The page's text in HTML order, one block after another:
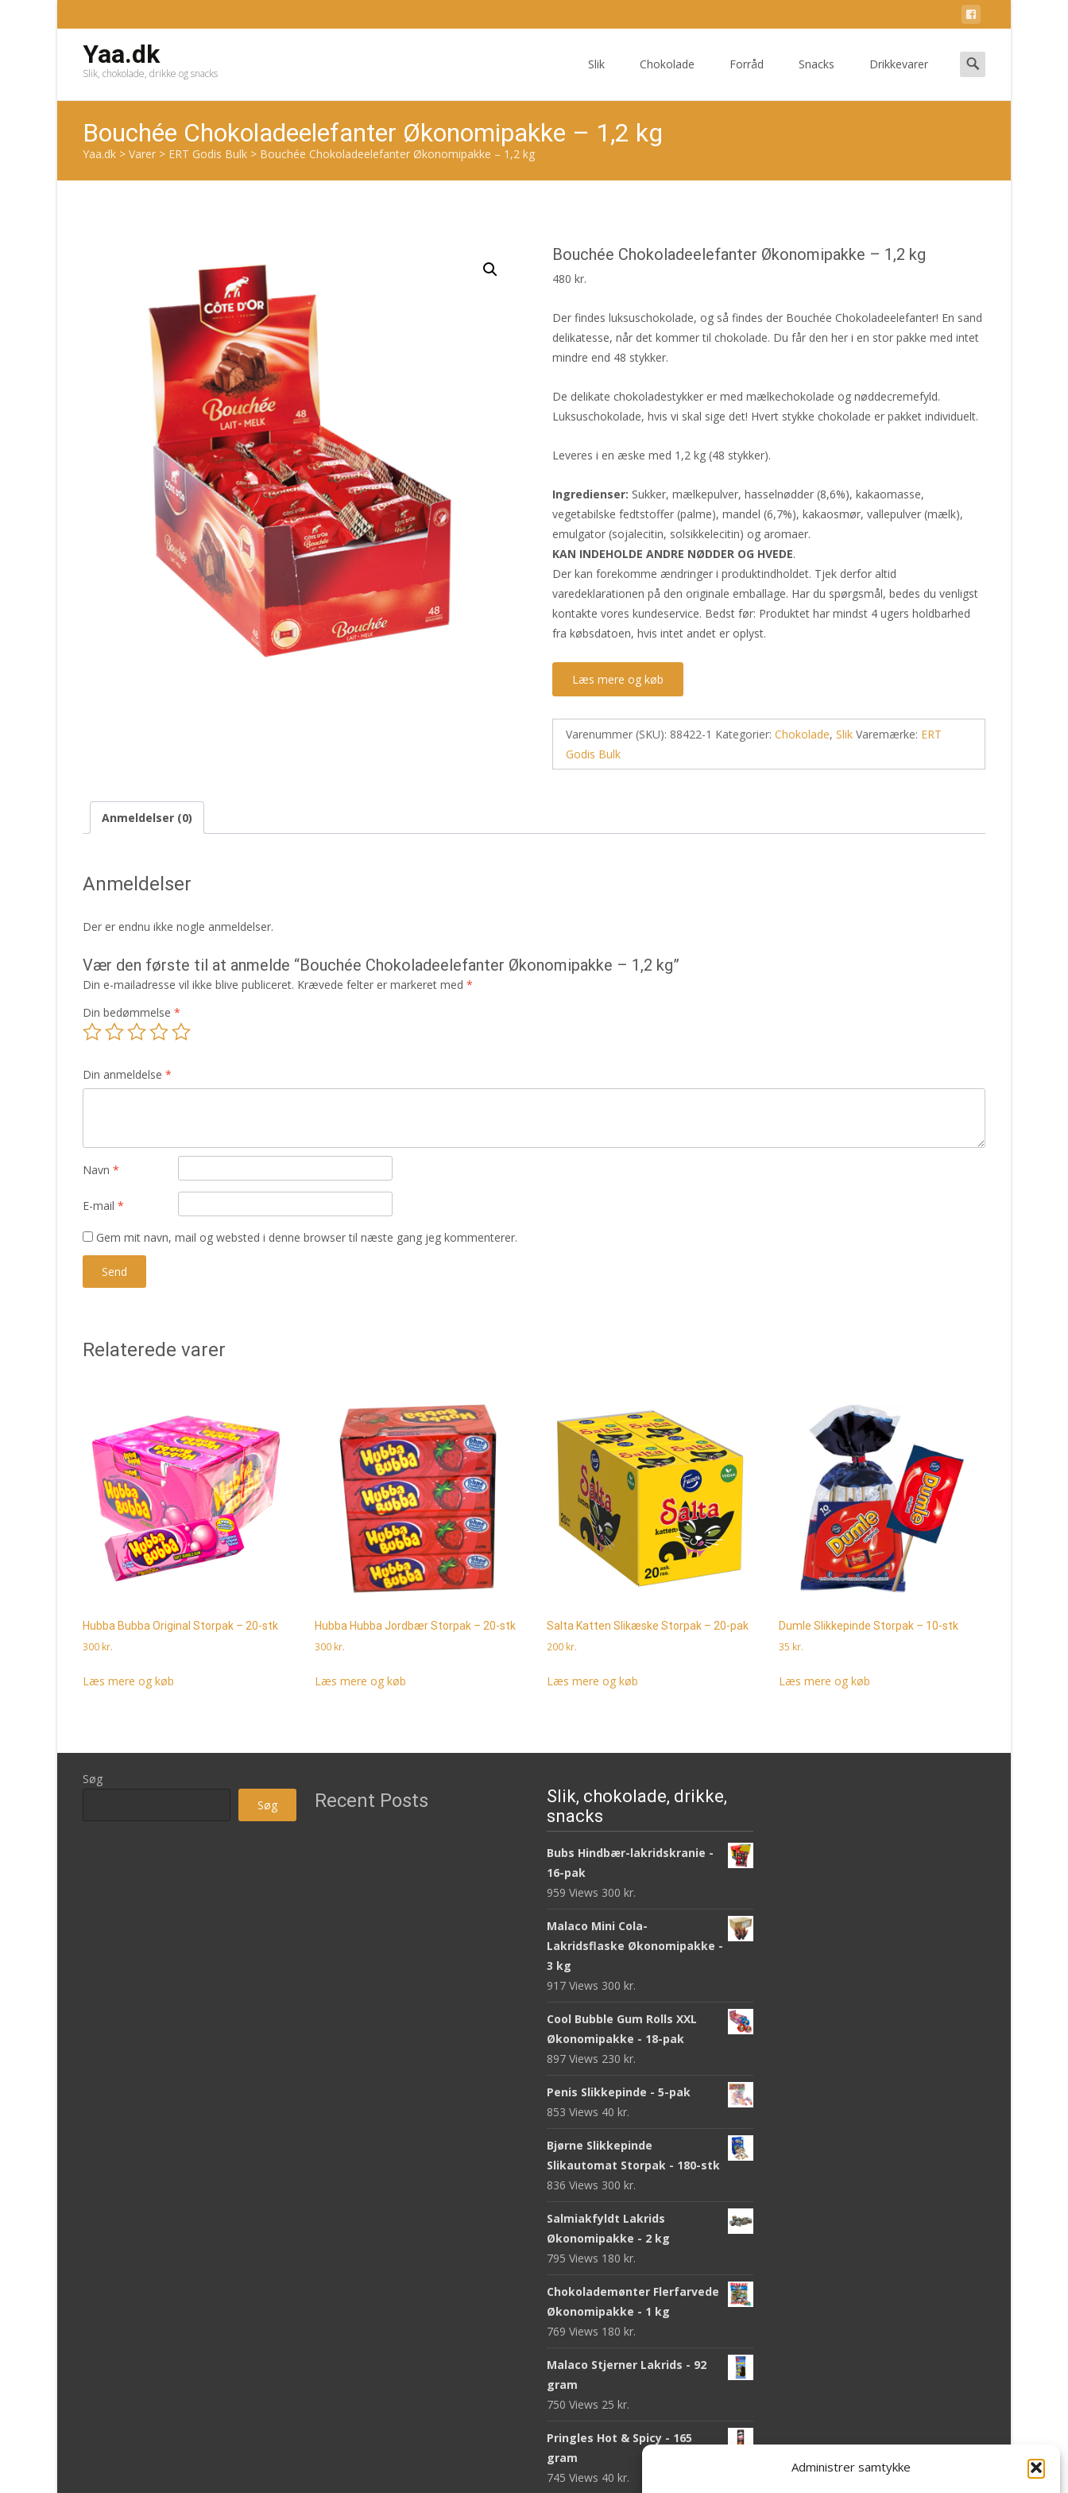
Administrer samtykke
Yaa.dk
Slik, chokolade, drikke og snacks
Slik Chokolade Forråd Snacks Drikkevarer
Search
for:
Bouchée Chokoladeelefanter Økonomipakke – 1,2 kg
Yaa.dk > Varer > ERT Godis Bulk > Bouchée Chokoladeelefanter Økonomipakke – 1,2 kg
Bouchée Chokoladeelefanter Økonomipakke – 1,2 kg
480 kr.
Der findes luksuschokolade, og så findes der Bouchée Chokoladeelefanter! En sand
delikatesse, når det kommer til chokolade. Du får den her i en stor pakke med intet
mindre end 48 stykker.
De delikate chokoladestykker er med mælkechokolade og nøddecremefyld.
Luksuschokolade, hvis vi skal sige det! Hvert stykke chokolade er pakket individuelt.
Leveres i en æske med 1,2 kg (48 stykker).
Ingredienser: Sukker, mælkepulver, hasselnødder (8,6%), kakaomasse,
vegetabilske fedtstoffer (palme), mandel (6,7%), kakaosmør, vallepulver (mælk),
emulgator (sojalecitin, solsikkelecitin) og aromaer.
KAN INDEHOLDE ANDRE NØDDER OG HVEDE.
Der kan forekomme ændringer i produktindholdet. Tjek derfor altid
varedeklarationen på den originale emballage. Har du spørgsmål, bedes du venligst
kontakte vores kundeservice. Bedst før: Produktet har mindst 4 ugers holdbarhed
fra købsdatoen, hvis intet andet er oplyst.
Læs mere og køb
Varenummer (SKU): 88422-1 Kategorier: Chokolade, Slik Varemærke: ERT
Godis Bulk
Anmeldelser (0)
Anmeldelser
Der er endnu ikke nogle anmeldelser.
Vær den første til at anmelde “Bouchée Chokoladeelefanter Økonomipakke – 1,2 kg”
Din e-mailadresse vil ikke blive publiceret. Krævede felter er markeret med *
Din bedømmelse *
Din anmeldelse *
Navn *
E-mail *
Gem mit navn, mail og websted i denne browser til næste gang jeg kommenterer.
Relaterede varer
Hubba Bubba Original Storpak – 20-stk
300 kr.
Læs mere og køb
Hubba Hubba Jordbær Storpak – 20-stk
300 kr.
Læs mere og køb
Salta Katten Slikæske Storpak – 20-pak
200 kr.
Læs mere og køb
Dumle Slikkepinde Storpak – 10-stk
35 kr.
Læs mere og køb
Søg
Søg
Recent Posts
Slik, chokolade, drikke,
snacks
Bubs Hindbær-lakridskranie -
16-pak
959 Views 300 kr.
Malaco Mini Cola-
Lakridsflaske Økonomipakke -
3 kg
917 Views 300 kr.
Cool Bubble Gum Rolls XXL
Økonomipakke - 18-pak
897 Views 230 kr.
Penis Slikkepinde - 5-pak
853 Views 40 kr.
Bjørne Slikkepinde
Slikautomat Storpak - 180-stk
836 Views 300 kr.
Salmiakfyldt Lakrids
Økonomipakke - 2 kg
795 Views 180 kr.
Chokolademønter Flerfarvede
Økonomipakke - 1 kg
769 Views 180 kr.
Malaco Stjerner Lakrids - 92
gram
750 Views 25 kr.
Pringles Hot & Spicy - 165
gram
745 Views 40 kr.